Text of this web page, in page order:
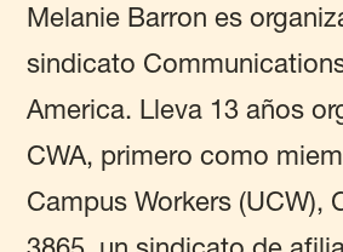
Melanie Barron es
sindicato
America. Lleva 13 años
CWA, primero como
Campus Workers (UCW),